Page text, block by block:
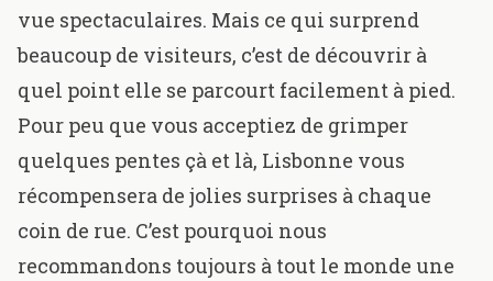
vue spectaculaires. Mais ce qui surprend
beaucoup de visiteurs, c’est de découvrir à
quel point elle se parcourt facilement à pied.
Pour peu que vous acceptiez de grimper
quelques pentes çà et là, Lisbonne vous
récompensera de jolies surprises à chaque
coin de rue. C’est pourquoi nous
recommandons toujours à tout le monde une